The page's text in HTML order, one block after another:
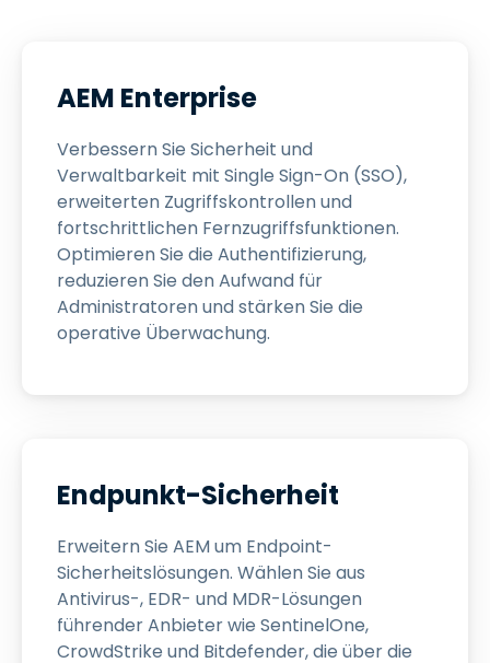
AEM Enterprise
Verbessern Sie Sicherheit und
Verwaltbarkeit mit Single Sign-On (SSO),
erweiterten Zugriffskontrollen und
fortschrittlichen Fernzugriffsfunktionen.
Optimieren Sie die Authentifizierung,
reduzieren Sie den Aufwand für
Administratoren und stärken Sie die
operative Überwachung.
Endpunkt-Sicherheit
Erweitern Sie AEM um Endpoint-
Sicherheitslösungen. Wählen Sie aus
Antivirus-, EDR- und MDR-Lösungen
führender Anbieter wie SentinelOne,
CrowdStrike und Bitdefender, die über die